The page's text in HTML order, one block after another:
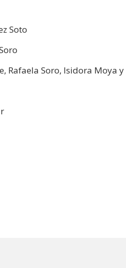
Soto
Rafaela Soro, Isidora Moya